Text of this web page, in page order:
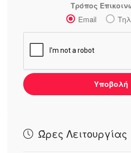
Τρόπος
Email
Υποβολή
Ώρες Λειτουργίας